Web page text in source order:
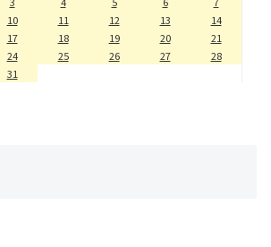
10 11 12 13
14
17 18 19 20
21
24 25 26 27
28
31